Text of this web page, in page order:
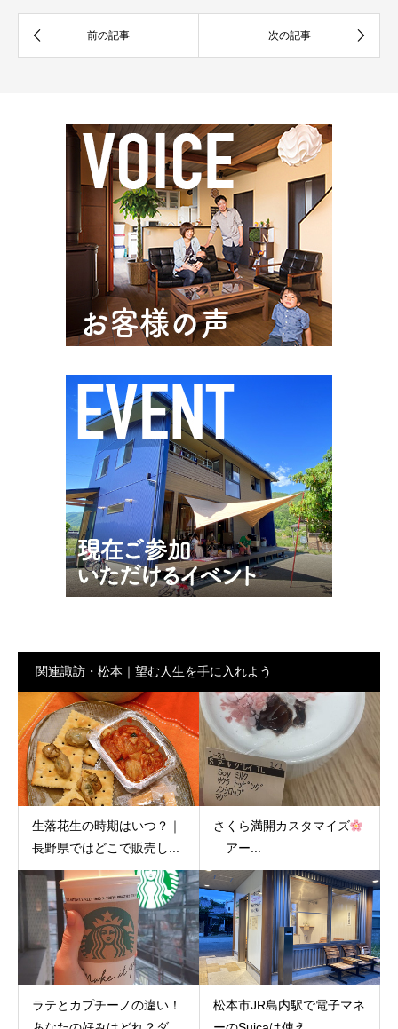
関連諏訪・松本｜望む人生を手に入れよう
生落花生の時期はいつ？｜
長野県ではどこで販売し...
さくら満開カスタマイズ
アー...
ラテとカプチーノの違い！
松本市JR島内駅で電子マネ